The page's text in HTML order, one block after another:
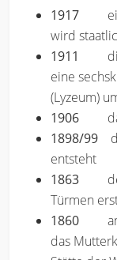
1917
wird
1911
eine
(Lyzeum)
1906
1898/99
entsteht
1863
Türmen
1860
das